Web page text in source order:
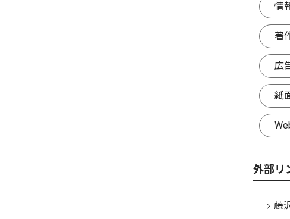
情
著
広
紙
外部リ
藤